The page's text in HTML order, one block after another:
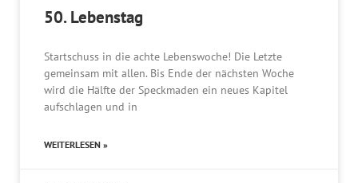
50. Lebenstag
Startschuss in die achte Lebenswoche! Die Letzte
gemeinsam mit allen. Bis Ende der nächsten Woche
wird die Hälfte der Speckmaden ein neues Kapitel
aufschlagen und in
WEITERLESEN »